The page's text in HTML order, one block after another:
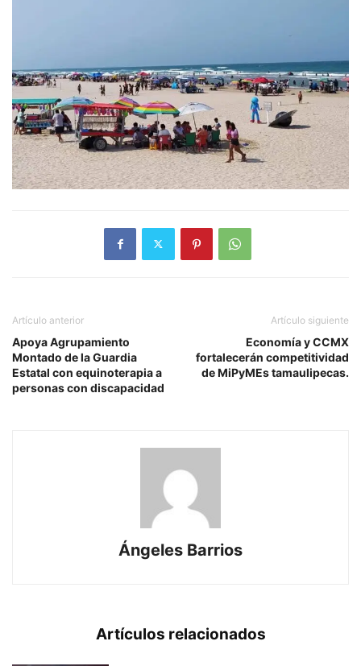
Artículo anterior
Apoya Agrupamiento
Montado de la Guardia
Estatal con equinoterapia a
personas con discapacidad
Artículo siguiente
Economía y CCMX
fortalecerán competitividad
de MiPyMEs tamaulipecas.
Ángeles Barrios
Artículos relacionados